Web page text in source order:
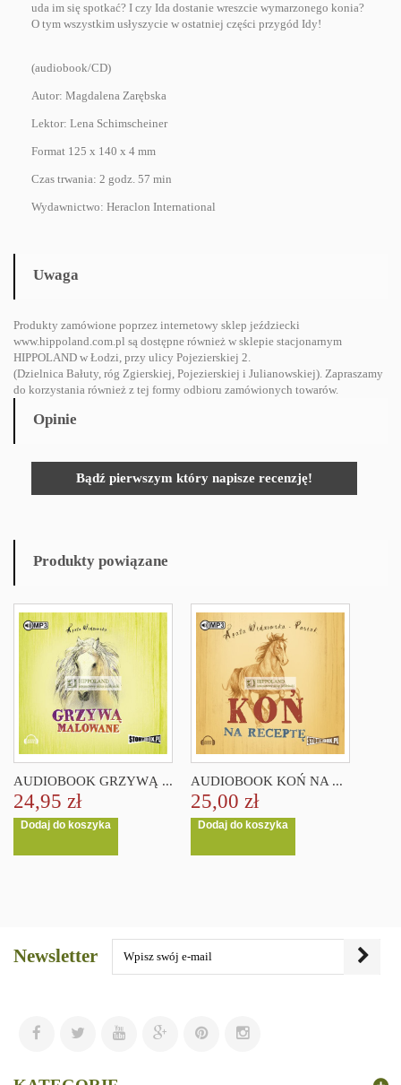
uda im się spotkać? I czy Ida dostanie wreszcie wymarzonego konia?
O tym wszystkim usłyszycie w ostatniej części przygód Idy!
(audiobook/CD)
Autor: Magdalena Zarębska
Lektor: Lena Schimscheiner
Format 125 x 140 x 4 mm
Czas trwania: 2 godz. 57 min
Wydawnictwo: Heraclon International
Uwaga
Produkty zamówione poprzez internetowy sklep jeździecki
www.hippoland.com.pl są dostępne również w sklepie stacjonarnym
HIPPOLAND w Łodzi, przy ulicy Pojezierskiej 2.
(Dzielnica Bałuty, róg Zgierskiej, Pojezierskiej i Julianowskiej). Zapraszamy
do korzystania również z tej formy odbioru zamówionych towarów.
Opinie
Bądź pierwszym który napisze recenzję!
Produkty powiązane
AUDIOBOOK GRZYWĄ ...
24,95 zł
Dodaj do koszyka
AUDIOBOOK KOŃ NA ...
25,00 zł
Dodaj do koszyka
Newsletter